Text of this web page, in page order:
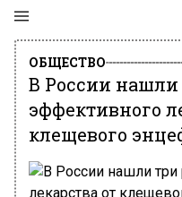
ОБЩЕСТВО
В России нашли
эффективного
клещевого